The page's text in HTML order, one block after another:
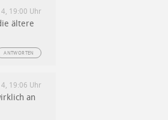
19:00 Uhr
ältere
ANTWORTEN
19:06 Uhr
an